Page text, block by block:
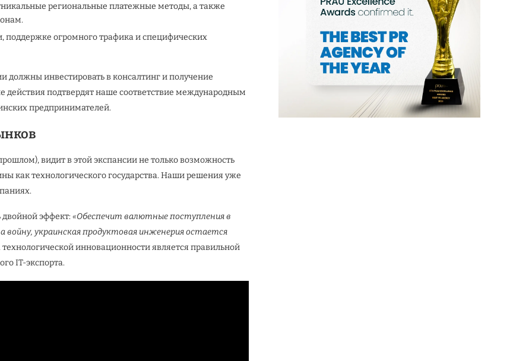
региональные платежные методы, а также
поддержке огромного трафика и специфических
должны инвестировать в консалтинг и получение
действия подтвердят наше соответствие международным
предпринимателей.
видит в этой экспансии не только возможность
как технологического государства. Наши решения уже
двойной эффект: «Обеспечит валютные поступления в
украинская продуктовая инженерия остается
инновационности является правильной
IT-экспорта.